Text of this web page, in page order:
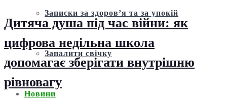
Записки за здоров’я та за упокій
Запалити свічку
Новини
Дитяча душа під час війни: як
цифрова недільна школа
допомагає зберігати внутрішню
рівновагу